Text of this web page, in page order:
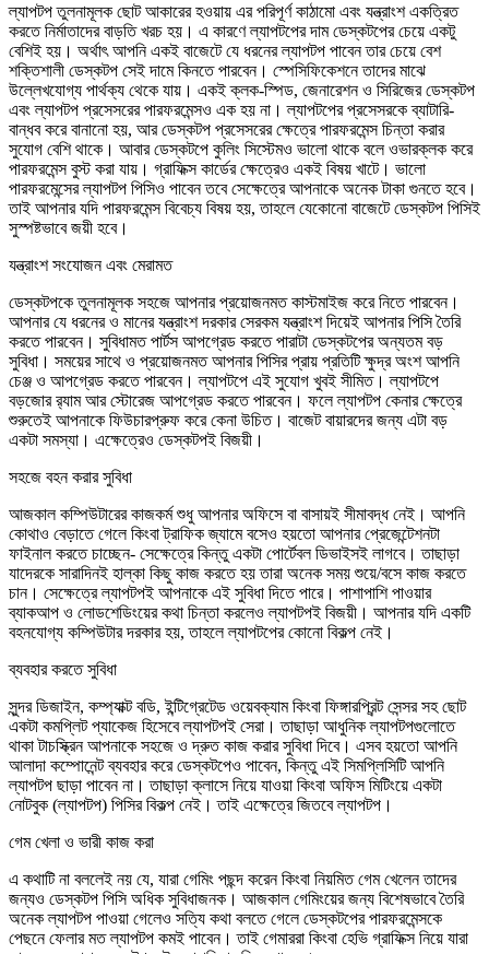
ল্যাপটপ তুলনামূলক ছোট আকারের হওয়ায় এর পরিপূর্ণ কাঠামো এবং যন্ত্রাংশ একত্রিত
করতে নির্মাতাদের বাড়তি খরচ হয়। এ কারণে ল্যাপটপের দাম ডেস্কটপের চেয়ে একটু
বেশিই হয়। অর্থাৎ আপনি একই বাজেটে যে ধরনের ল্যাপটপ পাবেন তার চেয়ে বেশ
শক্তিশালী ডেস্কটপ সেই দামে কিনতে পারবেন। স্পেসিফিকেশনে তাদের মাঝে
উল্লেখযোগ্য পার্থক্য থেকে যায়। একই ক্লক-স্পিড, জেনারেশন ও সিরিজের ডেস্কটপ
এবং ল্যাপটপ প্রসেসরের পারফরমেন্সও এক হয় না। ল্যাপটপের প্রসেসরকে ব্যাটারি-
বান্ধব করে বানানো হয়, আর ডেস্কটপ প্রসেসরের ক্ষেত্রে পারফরমেন্স চিন্তা করার
সুযোগ বেশি থাকে। আবার ডেস্কটপে কুলিং সিস্টেমও ভালো থাকে বলে ওভারক্লক করে
পারফরমেন্স বুস্ট করা যায়। গ্রাফিক্স কার্ডের ক্ষেত্রেও একই বিষয় খাটে। ভালো
পারফরমেন্সের ল্যাপটপ পিসিও পাবেন তবে সেক্ষেত্রে আপনাকে অনেক টাকা গুনতে হবে।
তাই আপনার যদি পারফরমেন্স বিবেচ্য বিষয় হয়, তাহলে যেকোনো বাজেটে ডেস্কটপ পিসিই
সুস্পষ্টভাবে জয়ী হবে।
যন্ত্রাংশ সংযোজন এবং মেরামত
ডেস্কটপকে তুলনামূলক সহজে আপনার প্রয়োজনমত কাস্টমাইজ করে নিতে পারবেন।
আপনার যে ধরনের ও মানের যন্ত্রাংশ দরকার সেরকম যন্ত্রাংশ দিয়েই আপনার পিসি তৈরি
করতে পারবেন। সুবিধামত পার্টস আপগ্রেড করতে পারাটা ডেস্কটপের অন্যতম বড়
সুবিধা। সময়ের সাথে ও প্রয়োজনমত আপনার পিসির প্রায় প্রতিটি ক্ষুদ্র অংশ আপনি
চেঞ্জ ও আপগ্রেড করতে পারবেন। ল্যাপটপে এই সুযোগ খুবই সীমিত। ল্যাপটপে
বড়জোর র‍্যাম আর স্টোরেজ আপগ্রেড করতে পারবেন। ফলে ল্যাপটপ কেনার ক্ষেত্রে
শুরুতেই আপনাকে ফিউচারপ্রুফ করে কেনা উচিত। বাজেট বায়ারদের জন্য এটা বড়
একটা সমস্যা। এক্ষেত্রেও ডেস্কটপই বিজয়ী।
সহজে বহন করার সুবিধা
আজকাল কম্পিউটারের কাজকর্ম শুধু আপনার অফিসে বা বাসায়ই সীমাবদ্ধ নেই। আপনি
কোথাও বেড়াতে গেলে কিংবা ট্রাফিক জ্যামে বসেও হয়তো আপনার প্রেজেন্টেশনটা
ফাইনাল করতে চাচ্ছেন- সেক্ষেত্রে কিন্তু একটা পোর্টেবল ডিভাইসই লাগবে। তাছাড়া
যাদেরকে সারাদিনই হাল্কা কিছু কাজ করতে হয় তারা অনেক সময় শুয়ে/বসে কাজ করতে
চান। সেক্ষেত্রে ল্যাপটপই আপনাকে এই সুবিধা দিতে পারে। পাশাপাশি পাওয়ার
ব্যাকআপ ও লোডশেডিংয়ের কথা চিন্তা করলেও ল্যাপটপই বিজয়ী। আপনার যদি একটি
বহনযোগ্য কম্পিউটার দরকার হয়, তাহলে ল্যাপটপের কোনো বিকল্প নেই।
ব্যবহার করতে সুবিধা
সুন্দর ডিজাইন, কম্প্যাক্ট বডি, ইন্টিগ্রেটেড ওয়েবক্যাম কিংবা ফিঙ্গারপ্রিন্ট সেন্সর সহ ছোট
একটা কমপ্লিট প্যাকেজ হিসেবে ল্যাপটপই সেরা। তাছাড়া আধুনিক ল্যাপটপগুলোতে
থাকা টাচস্ক্রিন আপনাকে সহজে ও দ্রুত কাজ করার সুবিধা দিবে। এসব হয়তো আপনি
আলাদা কম্পোনেন্ট ব্যবহার করে ডেস্কটপেও পাবেন, কিন্তু এই সিমপ্লিসিটি আপনি
ল্যাপটপ ছাড়া পাবেন না। তাছাড়া ক্লাসে নিয়ে যাওয়া কিংবা অফিস মিটিংয়ে একটা
নোটবুক (ল্যাপটপ) পিসির বিকল্প নেই। তাই এক্ষেত্রে জিতবে ল্যাপটপ।
গেম খেলা ও ভারী কাজ করা
এ কথাটি না বললেই নয় যে, যারা গেমিং পছন্দ করেন কিংবা নিয়মিত গেম খেলেন তাদের
জন্যও ডেস্কটপ পিসি অধিক সুবিধাজনক। আজকাল গেমিংয়ের জন্য বিশেষভাবে তৈরি
অনেক ল্যাপটপ পাওয়া গেলেও সত্যি কথা বলতে গেলে ডেস্কটপের পারফরমেন্সকে
পেছনে ফেলার মত ল্যাপটপ কমই পাবেন। তাই গেমাররা কিংবা হেভি গ্রাফিক্স নিয়ে যারা